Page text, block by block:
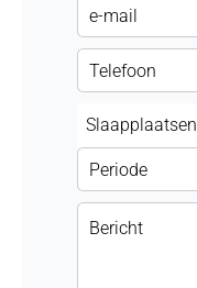
Slaapplaatsen